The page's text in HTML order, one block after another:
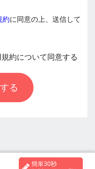
約に同意の上、送信して
約について同意する
る
簡単30秒